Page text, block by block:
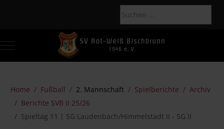
Mobile Menu Toggle
Home Fußball 2. Mannschaft Spielberichte
Archiv
Berichte SVB II 25/26
Spieltag 11 | SG Laudenbach/Himmelstadt II - SG II